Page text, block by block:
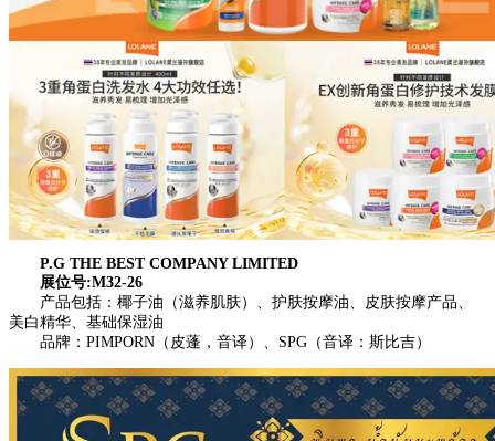
P.G THE BEST COMPANY LIMITED
展位号:M32-26
产品包括：椰子油（滋养肌肤）、护肤按摩油、皮肤按摩产品、
美白精华、基础保湿油
品牌：PIMPORN（皮蓬，音译）、SPG（音译：斯比吉）